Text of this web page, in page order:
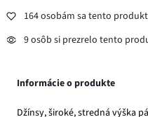
164 osobám sa tento
9 osôb si prezrelo tento
Informácie o produkte
Džínsy, široké, stredná výška